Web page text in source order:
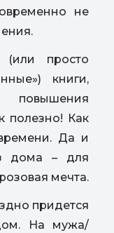
не
просто
книги,
полезно! Как
Да и
дома – для
мечта.
придется
На мужа/